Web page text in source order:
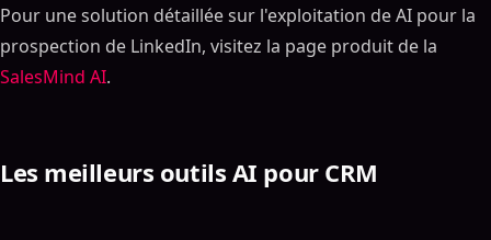
Pour une solution détaillée sur l'exploitation de AI pour la
prospection de LinkedIn, visitez la page produit de la
SalesMind AI.
Les meilleurs outils AI pour CRM